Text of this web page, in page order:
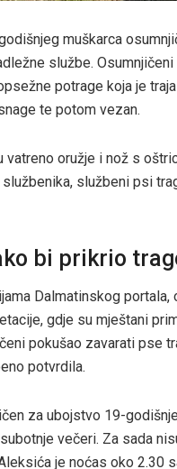
muškarca
službe.
potrage koja je
te potom vezan.
vatreno oružje i nož s
službeni psi
bi prikrio
Dalmatinskog
gdje su mještani
pokušao zavarati pse
potvrdila.
za ubojstvo 19-
večeri. Za sada
je noćas oko 2.30